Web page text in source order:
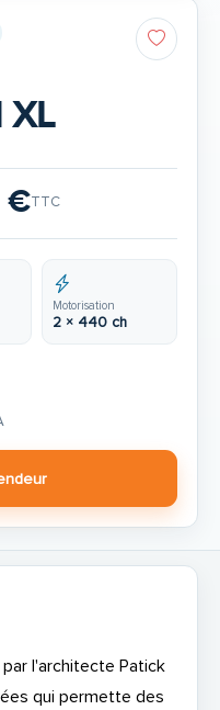
XL
€TTC
Motorisation
2 × 440 ch
l'architecte Patick
qui permette des